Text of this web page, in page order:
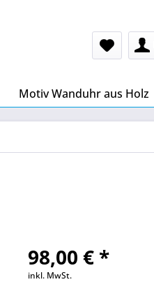
Motiv Wanduhr aus Holz
98,00 € *
inkl. MwSt.